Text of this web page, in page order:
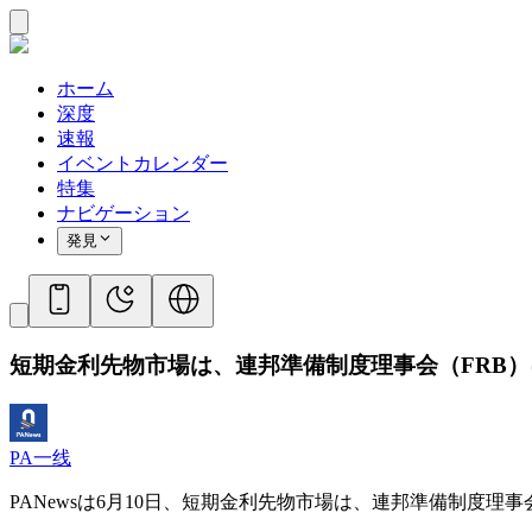
ホーム
深度
速報
イベントカレンダー
特集
ナビゲーション
発見
短期金利先物市場は、連邦準備制度理事会（FRB
PA一线
PANewsは6月10日、短期金利先物市場は、連邦準備制度理